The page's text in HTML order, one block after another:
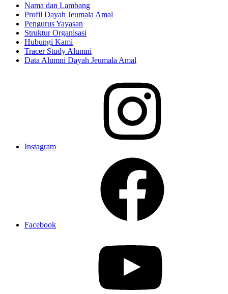
Nama dan Lambang
Profil Dayah Jeumala Amal
Pengurus Yayasan
Struktur Organisasi
Hubungi Kami
Tracer Study Alumni
Data Alumni Dayah Jeumala Amal
Instagram
Facebook